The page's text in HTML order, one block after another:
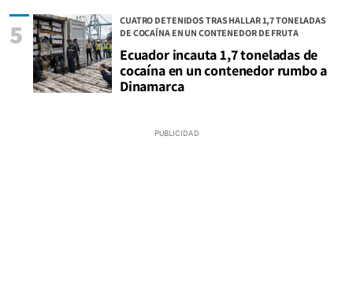
CUATRO DETENIDOS TRAS HALLAR 1,7 TONELADAS
DE COCAÍNA EN UN CONTENEDOR DE FRUTA
Ecuador incauta 1,7 toneladas de
cocaína en un contenedor rumbo a
Dinamarca
5